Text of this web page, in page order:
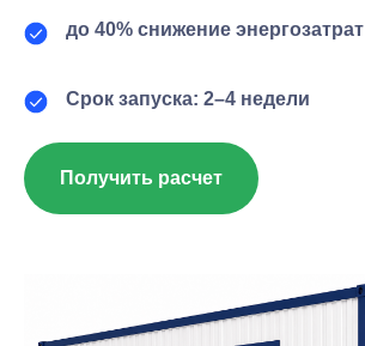
до 40% снижение энергозатрат
Срок запуска: 2–4 недели
Получить расчет